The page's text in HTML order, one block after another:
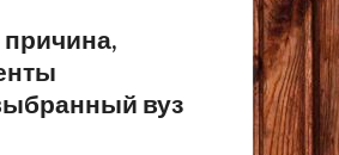
причина,
вуз